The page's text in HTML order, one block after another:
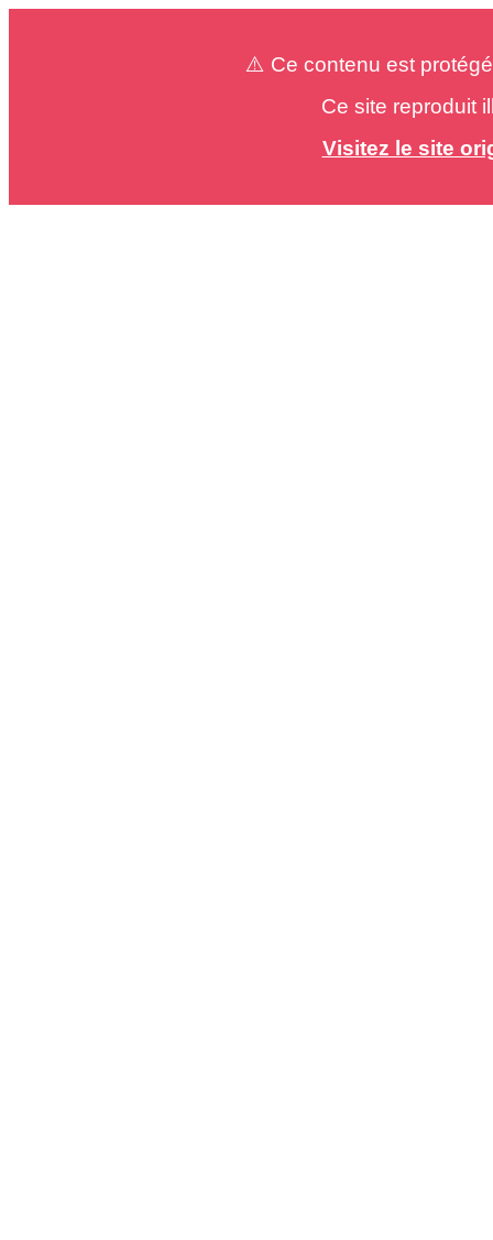
⚠️ Ce contenu est
Ce site reproduit
Visitez le site